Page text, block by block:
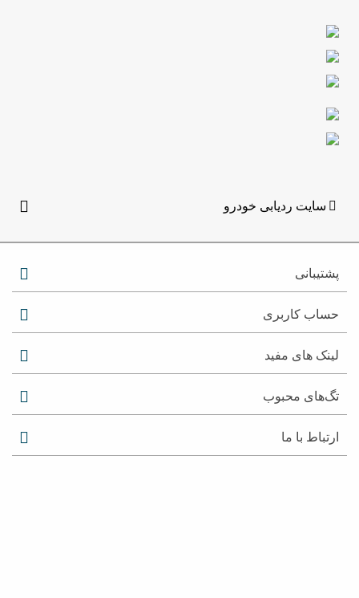
سایت ردیابی خودرو
پشتیبانی
حساب کاربری
لینک های مفید
تگ‌های محبوب
ارتباط با ما